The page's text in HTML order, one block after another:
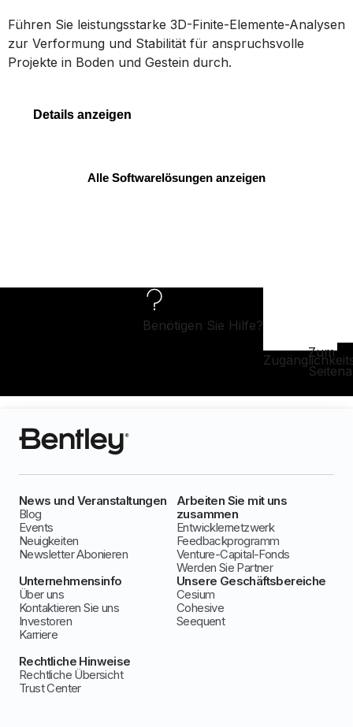
Führen Sie leistungsstarke 3D-Finite-Elemente-Analysen
zur Verformung und Stabilität für anspruchsvolle
Projekte in Boden und Gestein durch.
Details anzeigen
Alle Softwarelösungen anzeigen
Benötigen Sie Hilfe?
Zum
News und Veranstaltungen
Blog
Events
Neuigkeiten
Newsletter Abonieren
Arbeiten Sie mit uns
zusammen
Entwicklernetzwerk
Feedbackprogramm
Venture-Capital-Fonds
Werden Sie Partner
Unternehmensinfo
Über uns
Kontaktieren Sie uns
Investoren
Karriere
Unsere Geschäftsbereiche
Cesium
Cohesive
Seequent
Rechtliche Hinweise
Rechtliche Übersicht
Trust Center